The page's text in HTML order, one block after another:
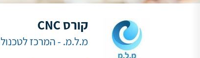
קורס CNC
מ.ל.מ. - המרכז